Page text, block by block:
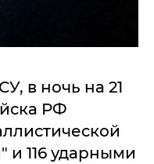
в ночь на 21
РФ
и 116 ударными